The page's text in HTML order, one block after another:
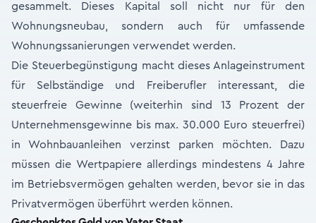
gesammelt. Dieses Kapital soll nicht nur für den
Wohnungsneubau, sondern auch für umfassende
Wohnungssanierungen verwendet werden.
Die Steuerbegünstigung macht dieses Anlageinstrument
für Selbständige und Freiberufler interessant, die
steuerfreie Gewinne (weiterhin sind 13 Prozent der
Unternehmensgewinne bis max. 30.000 Euro steuerfrei)
in Wohnbauanleihen verzinst parken möchten. Dazu
müssen die Wertpapiere allerdings mindestens 4 Jahre
im Betriebsvermögen gehalten werden, bevor sie in das
Privatvermögen überführt werden können.